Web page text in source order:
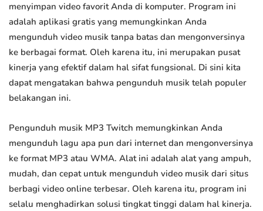
menyimpan video favorit Anda di komputer. Program ini
adalah aplikasi gratis yang memungkinkan Anda
mengunduh video musik tanpa batas dan mengonversinya
ke berbagai format. Oleh karena itu, ini merupakan pusat
kinerja yang efektif dalam hal sifat fungsional. Di sini kita
dapat mengatakan bahwa pengunduh musik telah populer
belakangan ini.
Pengunduh musik MP3 Twitch memungkinkan Anda
mengunduh lagu apa pun dari internet dan mengonversinya
ke format MP3 atau WMA. Alat ini adalah alat yang ampuh,
mudah, dan cepat untuk mengunduh video musik dari situs
berbagi video online terbesar. Oleh karena itu, program ini
selalu menghadirkan solusi tingkat tinggi dalam hal kinerja.